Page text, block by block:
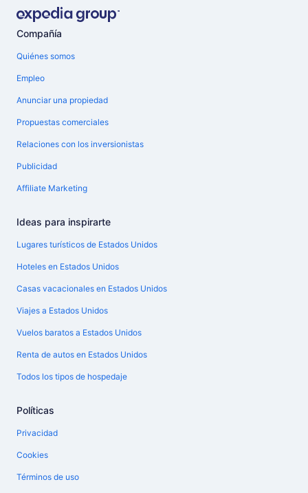
Compañía
Quiénes somos
Empleo
Anunciar una propiedad
Propuestas comerciales
Relaciones con los inversionistas
Publicidad
Affiliate Marketing
Ideas para inspirarte
Lugares turísticos de Estados Unidos
Hoteles en Estados Unidos
Casas vacacionales en Estados Unidos
Viajes a Estados Unidos
Vuelos baratos a Estados Unidos
Renta de autos en Estados Unidos
Todos los tipos de hospedaje
Políticas
Privacidad
Cookies
Términos de uso